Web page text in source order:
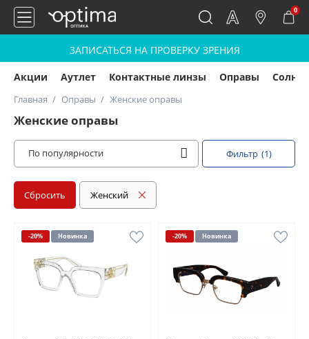
0
ЗАПИСАТЬСЯ НА ПРОВЕРКУ ЗРЕНИЯ
Акции Аутлет Контактные линзы Оправы
Главная Оправы Женские оправы
Женские оправы
По популярности Фильтр (1)
Сбросить Женский
-20% Новинка -20% Новинка